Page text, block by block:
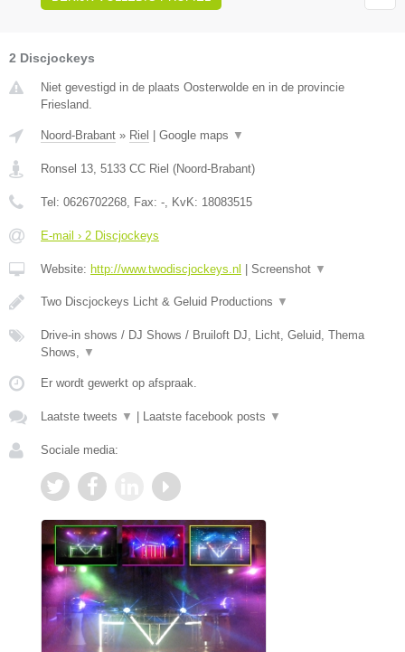
2 Discjockeys
Niet gevestigd in de plaats Oosterwolde en in de provincie
Friesland.
Noord-Brabant » Riel Google maps ▼
Ronsel 13 5133 CC Riel (Noord-Brabant)
Tel: 0626702268 , Fax: - , KvK: 18083515
E-mail › 2 Discjockeys
Website: http://www.twodiscjockeys.nl Screenshot ▼
Two Discjockeys Licht & Geluid Productions ▼
Drive-in shows / DJ Shows / Bruiloft DJ, Licht, Geluid, Thema
Shows,
▼
Er wordt gewerkt op afspraak.
Laatste tweets ▼ Laatste facebook posts ▼
Sociale media: